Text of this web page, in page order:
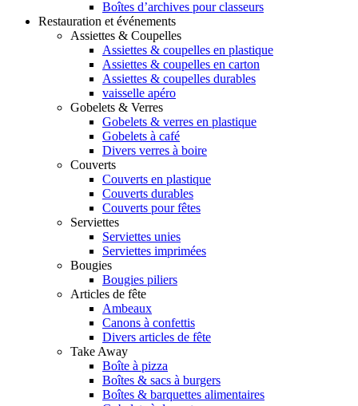
Boîtes d’archives pour classeurs
Restauration et événements
Assiettes & Coupelles
Assiettes & coupelles en plastique
Assiettes & coupelles en carton
Assiettes & coupelles durables
vaisselle apéro
Gobelets & Verres
Gobelets & verres en plastique
Gobelets à café
Divers verres à boire
Couverts
Couverts en plastique
Couverts durables
Couverts pour fêtes
Serviettes
Serviettes unies
Serviettes imprimées
Bougies
Bougies piliers
Articles de fête
Ambeaux
Canons à confettis
Divers articles de fête
Take Away
Boîte à pizza
Boîtes & sacs à burgers
Boîtes & barquettes alimentaires